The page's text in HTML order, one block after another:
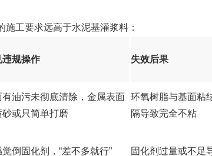
工要求远高于水泥基灌浆料：
违规操作 失效后果
有油污未彻底清除，金属表面
砂或只简单打磨
环氧树脂与基面粘
隔导致完全不粘
倒固化剂，“差不多就行” 固化剂过量或不足